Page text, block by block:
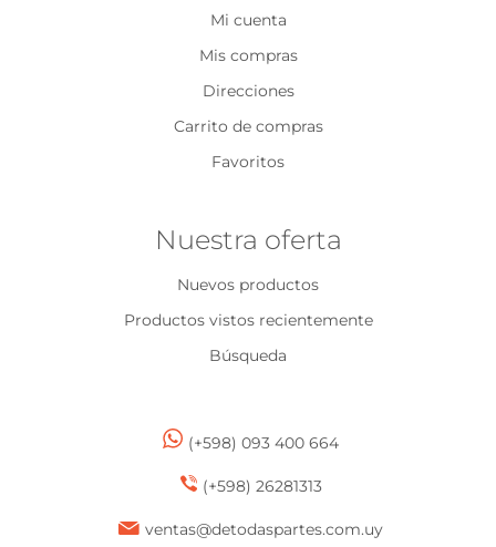
Mi cuenta
Mis compras
Direcciones
Carrito de compras
Favoritos
Nuestra oferta
Nuevos productos
Productos vistos recientemente
Búsqueda
(+598) 093 400 664
(+598) 26281313
ventas@detodaspartes.com.uy